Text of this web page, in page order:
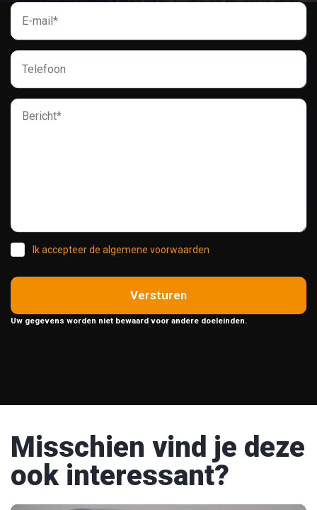
Ik accepteer de algemene voorwaarden
Versturen
Uw gegevens worden niet bewaard voor andere doeleinden.
Misschien vind je deze
ook interessant?